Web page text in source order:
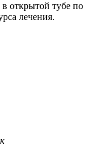
в открытой тубе по
лечения.